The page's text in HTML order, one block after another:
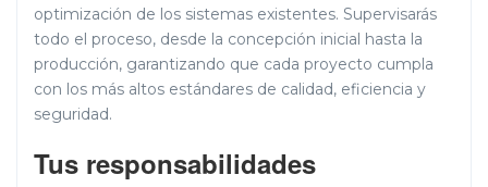
optimización de los sistemas existentes. Supervisarás
todo el proceso, desde la concepción inicial hasta la
producción, garantizando que cada proyecto cumpla
con los más altos estándares de calidad, eficiencia y
seguridad.
Tus responsabilidades